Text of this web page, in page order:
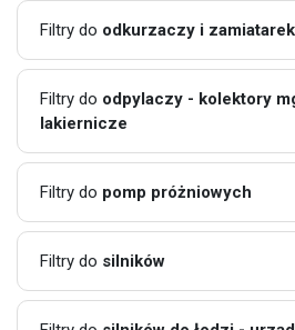
Filtry do odkurzaczy i zamiatarek
Filtry do odpylaczy - kolektory
lakiernicze
Filtry do pomp próżniowych
Filtry do silników